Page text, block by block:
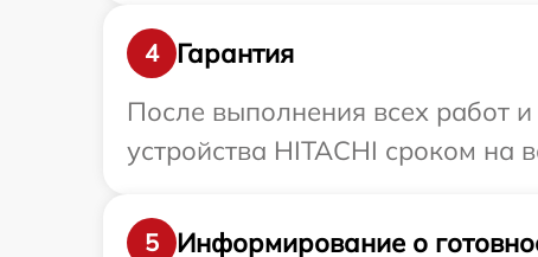
4
Гарантия
После выполнения всех работ
устройства HITACHI сроком на
5
Информирование о